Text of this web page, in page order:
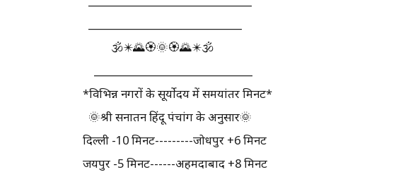
🕉️✴️🌄🏵️🌞🏵️🌄✴️🕉️
*विभिन्न नगरों के सूर्योदय में समयांतर मिनट*
🌞श्री सनातन हिंदू पंचांग के अनुसार🌞
दिल्ली -10 मिनट---------जोधपुर +6 मिनट
जयपुर -5 मिनट------अहमदाबाद +8 मिनट